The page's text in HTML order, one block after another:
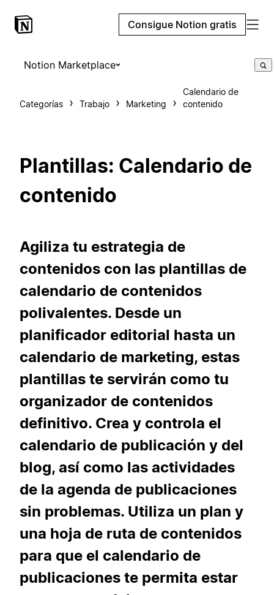
Consigue Notion gratis
Notion Marketplace
Categorías Trabajo Marketing
Calendario de
contenido
Plantillas: Calendario de
contenido
Agiliza tu estrategia de
contenidos con las plantillas de
calendario de contenidos
polivalentes. Desde un
planificador editorial hasta un
calendario de marketing, estas
plantillas te servirán como tu
organizador de contenidos
definitivo. Crea y controla el
calendario de publicación y del
blog, así como las actividades
de la agenda de publicaciones
sin problemas. Utiliza un plan y
una hoja de ruta de contenidos
para que el calendario de
publicaciones te permita estar